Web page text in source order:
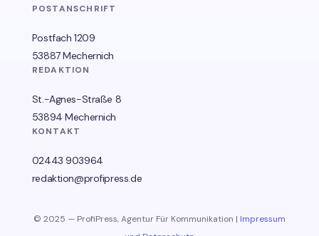
POSTANSCHRIFT
Postfach 1209
53887 Mechernich
REDAKTION
St.-Agnes-Straße 8
53894 Mechernich
KONTAKT
02443 903964
redaktion@profipress.de
© 2025 — ProfiPress, Agentur Für Kommunikation | Impressum